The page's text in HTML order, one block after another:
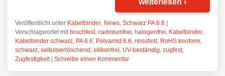
Veröffentlicht unter Kabelbinder, News, Schwarz PA 6.6 |
Verschlagwortet mit bruchfest, cadmiumfrei, halogenfrei, Kabelbinder,
Kabelbinder schwarz, PA 6.6, Polyamid 6.6, reissfest, RoHS konform,
schwarz, selbstverlöschend, silikonfrei, UV-beständig, zugfest,
Zugfestigkeit | Schreibe einen Kommentar